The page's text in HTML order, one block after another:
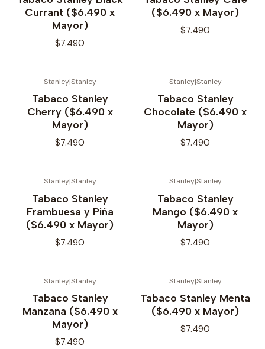
Currant ($6.490 x
Mayor)
$7.490
($6.490 x Mayor)
$7.490
Stanley|Stanley
Tabaco Stanley
Cherry ($6.490 x
Mayor)
$7.490
Stanley|Stanley
Tabaco Stanley
Chocolate ($6.490 x
Mayor)
$7.490
Stanley|Stanley
Tabaco Stanley
Frambuesa y Piña
($6.490 x Mayor)
$7.490
Stanley|Stanley
Tabaco Stanley
Mango ($6.490 x
Mayor)
$7.490
Stanley|Stanley
Tabaco Stanley
Manzana ($6.490 x
Mayor)
$7.490
Stanley|Stanley
Tabaco Stanley Menta
($6.490 x Mayor)
$7.490